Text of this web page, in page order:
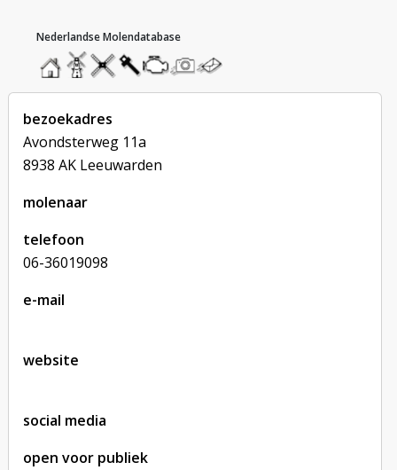
homemolendatabase
roedendatabase
assendatabase
motorendatabase
stuur
een
foto
stuur
een
bericht
bezoekadres
Avondsterweg 11a
8938 AK Leeuwarden
molenaar
telefoon
06-36019098
e-mail
website
social media
open voor publiek